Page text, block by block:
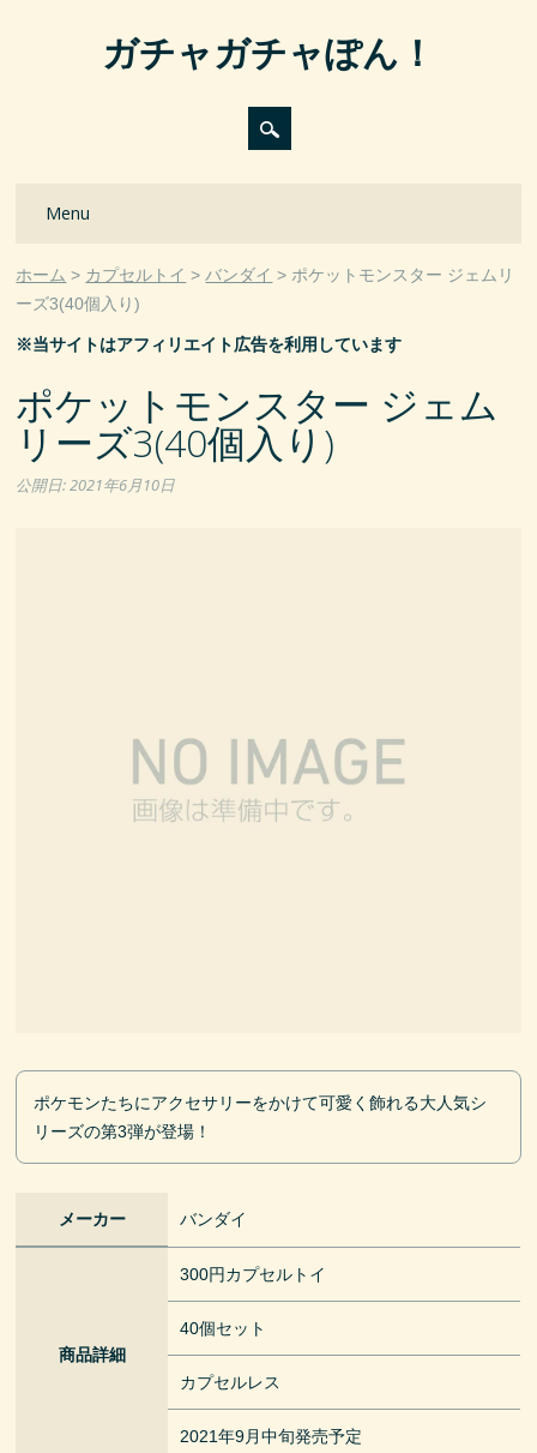
ガチャガチャぽん！
Main menu
Menu
ホーム カプセルトイ バンダイ
ポケットモンスター ジェムリ
ーズ3(40個入り)
※当サイトはアフィリエイト広告を利用しています
ポケットモンスター ジェム
リーズ3(40個入り)
公開日:2021年6月10日
ポケモンたちにアクセサリーをかけて可愛く飾れる大人気シ
リーズの第3弾が登場！
メーカー バンダイ
商品詳細
300円カプセルトイ
40個セット
カプセルレス
2021年9月中旬発売予定